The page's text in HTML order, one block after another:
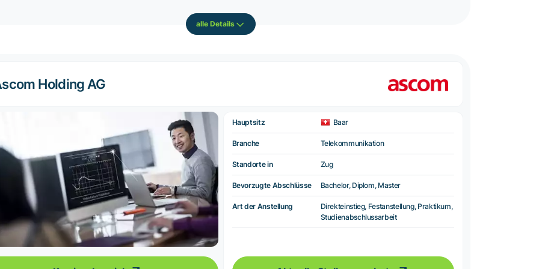
alle Details
Holding AG
Hauptsitz Baar
Branche Telekommunikation
Standorte in Zug
Bevorzugte Abschlüsse Bachelor, Diplom, Master
Art der Anstellung
Direkteinstieg, Festanstellung, Praktikum,
Studienabschlussarbeit